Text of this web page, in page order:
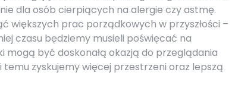
dla osób cierpiących na alergie czy astmę.
większych prac porządkowych w przyszłości –
czasu będziemy musieli poświęcać na
być doskonałą okazją do przeglądania
zyskujemy więcej przestrzeni oraz lepszą